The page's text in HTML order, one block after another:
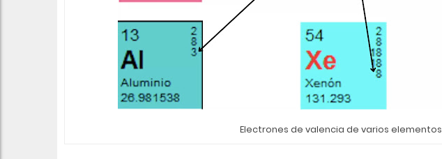
Electrones de valencia de varios elementos